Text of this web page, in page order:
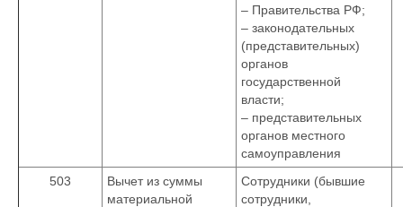
– Правительства РФ;
– законодательных
(представительных)
органов
государственной
власти;
– представительных
органов местного
самоуправления
503
Вычет из суммы
материальной
Сотрудники (бывшие
сотрудники,